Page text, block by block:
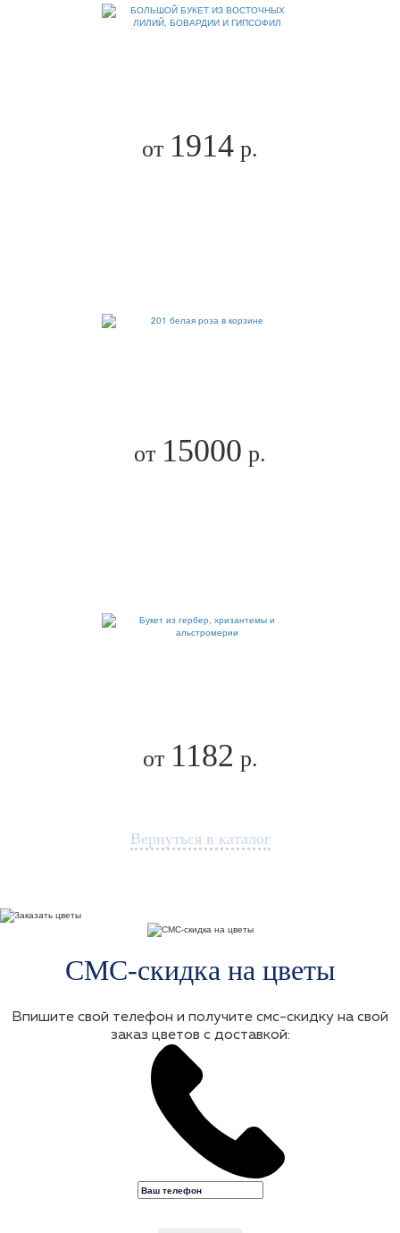
от 1914 р.
от 15000 р.
от 1182 р.
Вернуться в каталог
СМС-скидка на цветы
Впишите свой телефон и получите смс-скидку на свой
заказ цветов с доставкой: